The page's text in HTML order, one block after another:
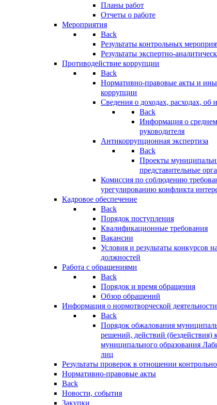
Планы работ
Отчеты о работе
Мероприятия
Back
Результаты контрольных
Результаты экспертно-
Противодействие коррупции
Back
Нормативно-правовые акты и
коррупции
Сведения о доходах, расходах, об
Back
Информация о
руководителя
Антикоррупционная экспертиза
Back
Проекты
представительные
Комиссия по соблюдению
урегулированию конфликта
Кадровое обеспечение
Back
Порядок поступления
Квалификационные требования
Вакансии
Условия и результаты конкурсов
должностей
Работа с обращениями
Back
Порядок и время обращения
Обзор обращений
Информация о нормотворческой деятельности
Back
Порядок обжалования
решений, действий (бездействия)
муниципального образования
лиц
Результаты проверок в отношении
Нормативно-правовые акты
Back
Новости, события
Закупки